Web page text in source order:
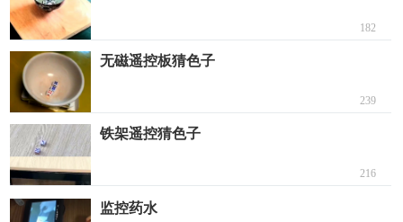
182
无磁遥控板猜色子
239
铁架遥控猜色子
216
监控药水